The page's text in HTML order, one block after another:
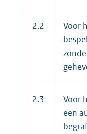
2.2
Voor
2.3
Voor
een